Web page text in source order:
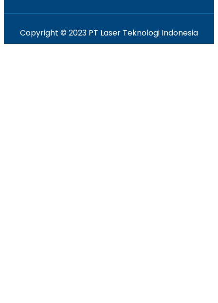
Copyright © 2023 PT Laser Teknologi Indonesia